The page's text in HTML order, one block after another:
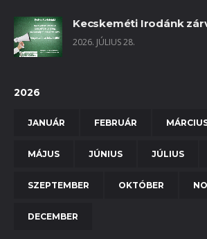
Kecskeméti Irodánk
2026. JÚLIUS 28.
2026
JANUÁR FEBRUÁR
MÁJUS JÚNIUS JÚLIUS
SZEPTEMBER OKTÓBER
DECEMBER